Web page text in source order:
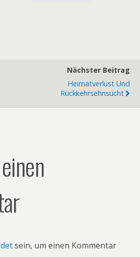
Nächster Beitrag
Heimatverlust Und
Rückkehrsehnsucht
sein, um einen Kommentar